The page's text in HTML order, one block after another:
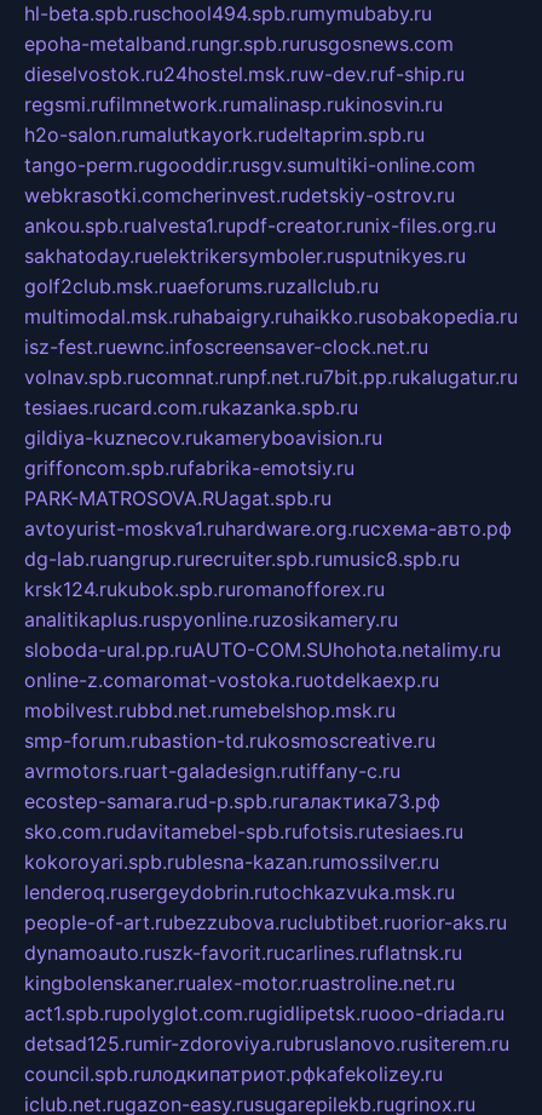
hl-beta.spb.ruschool494.spb.rumymubaby.ru
epoha-metalband.rungr.spb.rurusgosnews.com
dieselvostok.ru24hostel.msk.ruw-dev.ruf-ship.ru
regsmi.rufilmnetwork.rumalinasp.rukinosvin.ru
h2o-salon.rumalutkayork.rudeltaprim.spb.ru
tango-perm.rugooddir.rusgv.sumultiki-online.com
webkrasotki.comcherinvest.rudetskiy-ostrov.ru
ankou.spb.rualvesta1.rupdf-creator.runix-files.org.ru
sakhatoday.ruelektrikersymboler.rusputnikyes.ru
golf2club.msk.ruaeforums.ruzallclub.ru
multimodal.msk.ruhabaigry.ruhaikko.rusobakopedia.ru
isz-fest.ruewnc.infoscreensaver-clock.net.ru
volnav.spb.rucomnat.runpf.net.ru7bit.pp.rukalugatur.ru
tesiaes.rucard.com.rukazanka.spb.ru
gildiya-kuznecov.rukameryboavision.ru
griffoncom.spb.rufabrika-emotsiy.ru
PARK-MATROSOVA.RUagat.spb.ru
avtoyurist-moskva1.ruhardware.org.ruсхема-авто.рф
dg-lab.ruangrup.rurecruiter.spb.rumusic8.spb.ru
krsk124.rukubok.spb.ruromanofforex.ru
analitikaplus.ruspyonline.ruzosikamery.ru
sloboda-ural.pp.ruAUTO-COM.SUhohota.netalimy.ru
online-z.comaromat-vostoka.ruotdelkaexp.ru
mobilvest.rubbd.net.rumebelshop.msk.ru
smp-forum.rubastion-td.rukosmoscreative.ru
avrmotors.ruart-galadesign.rutiffany-c.ru
ecostep-samara.rud-p.spb.ruгалактика73.рф
sko.com.rudavitamebel-spb.rufotsis.rutesiaes.ru
kokoroyari.spb.rublesna-kazan.rumossilver.ru
lenderoq.rusergeydobrin.rutochkazvuka.msk.ru
people-of-art.rubezzubova.ruclubtibet.ruorior-aks.ru
dynamoauto.ruszk-favorit.rucarlines.ruflatnsk.ru
kingbolenskaner.rualex-motor.ruastroline.net.ru
act1.spb.rupolyglot.com.rugidlipetsk.ruooo-driada.ru
detsad125.rumir-zdoroviya.rubruslanovo.rusiterem.ru
council.spb.ruлодкипатриот.рфkafekolizey.ru
iclub.net.rugazon-easy.rusugarepilekb.rugrinox.ru